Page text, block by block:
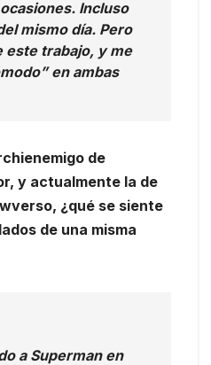
Incluso
mismo día. Pero
este trabajo, y me
en ambas
de
y actualmente la de
¿qué se siente
de una misma
a Superman en